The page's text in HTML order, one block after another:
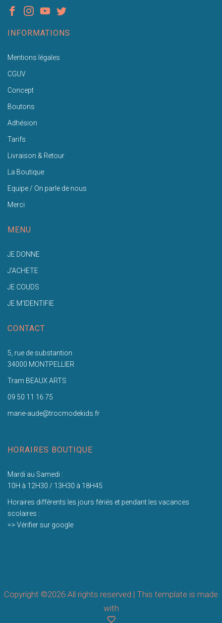
INFORMATIONS
Mentions légales
CGUV
Concept
Boutons
Adhésion
Tarifs
Livraison & Retour
La Boutique
Equipe / On parle de nous
Merci
MENU
JE DONNE
J'ACHETE
JE COUDS
JE M'IDENTIFIE
CONTACT
5, rue de substantion
34000 MONTPELLIER
Tram BEAUX ARTS
09 50 11 16 75
marie-aude@trocmodekids.fr
HORAIRES BOUTIQUE
Mardi au Samedi :
10H à 12H30 / 13H30 à 18H45
Horaires différents les jours fériés et pendant les vacances
scolaires :
=> Vérifier sur google
Copyright ©2026 All rights reserved | This template is made
with